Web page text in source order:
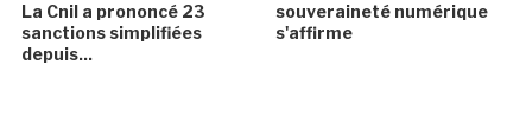
La Cnil a prononcé 23
sanctions simplifiées
depuis...
souveraineté numérique
s'affirme